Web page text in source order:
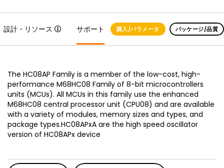
設計・リソース サポート 購入/パラメータ パッケージ/品質
The HC08AP Family is a member of the low-cost, high-
performance M68HC08 Family of 8-bit microcontrollers
units (MCUs). All MCUs in this family use the enhanced
M68HC08 central processor unit (CPU08) and are available
with a variety of modules, memory sizes and types, and
package types.HC08APxA are the high speed oscillator
version of HC08APx device